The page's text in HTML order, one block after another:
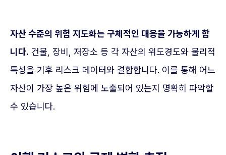
자산 수준의 위험 지도화는 구체적인 대응을 가능하게 합
니다. 건물, 장비, 저장소 등 각 자산의 위도경도와 물리적
특성을 기후 리스크 데이터와 결합합니다. 이를 통해 어느
자산이 가장 높은 위험에 노출되어 있는지 명확히 파악할
수 있습니다.